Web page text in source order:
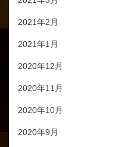
2021年2月
2021年1月
2020年12月
2020年11月
2020年10月
2020年9月